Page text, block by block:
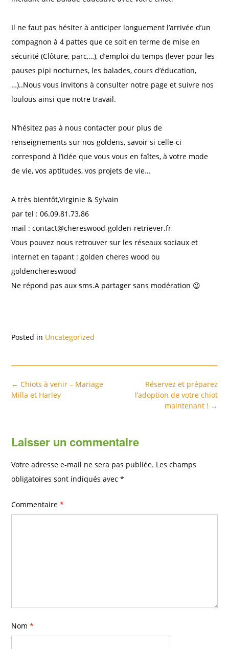
Il ne faut pas hésiter à anticiper longuement l’arrivée d’un
compagnon à 4 pattes que ce soit en terme de mise en
sécurité (Clôture, parc,…), d’emploi du temps (lever pour les
pauses pipi nocturnes, les balades, cours d’éducation,
…)..Nous vous invitons à consulter notre page et suivre nos
loulous ainsi que notre travail.
N’hésitez pas à nous contacter pour plus de
renseignements sur nos goldens, savoir si celle-ci
correspond à l’idée que vous vous en faîtes, à votre mode
de vie, vos aptitudes, vos projets de vie…
A très bientôt,Virginie & Sylvain
par tel : 06.09.81.73.86
mail : contact@chereswood-golden-retriever.fr
Vous pouvez nous retrouver sur les réseaux sociaux et
internet en tapant : golden cheres wood ou
goldenchereswood
Ne répond pas aux sms.A partager sans modération 😉
Posted in Uncategorized
Post
navigation
Réservez et préparez
l’adoption de votre chiot
maintenant ! →
← Chiots à venir – Mariage
Milla et Harley
Laisser un commentaire
Votre adresse e-mail ne sera pas publiée. Les champs
obligatoires sont indiqués avec *
Commentaire *
Nom *